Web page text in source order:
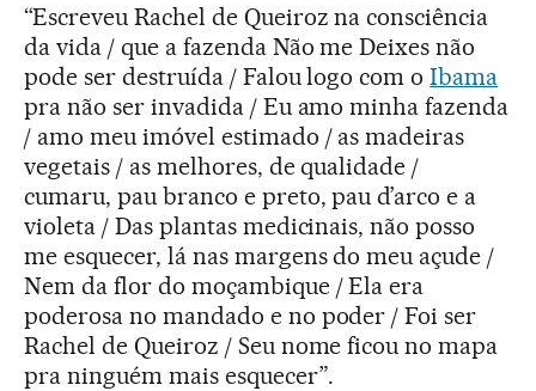
“Escreveu Rachel de Queiroz na consciência
da vida / que a fazenda Não me Deixes não
pode ser destruída / Falou logo com oIbama
pra não ser invadida / Eu amo minha fazenda
/ amo meu imóvel estimado / as madeiras
vegetais / as melhores, de qualidade /
cumaru, pau branco e preto, pau d’arco e a
violeta / Das plantas medicinais, não posso
me esquecer, lá nas margens do meu açude /
Nem da flor do moçambique / Ela era
poderosa no mandado e no poder / Foi ser
Rachel de Queiroz / Seu nome ficou no mapa
pra ninguém mais esquecer”.